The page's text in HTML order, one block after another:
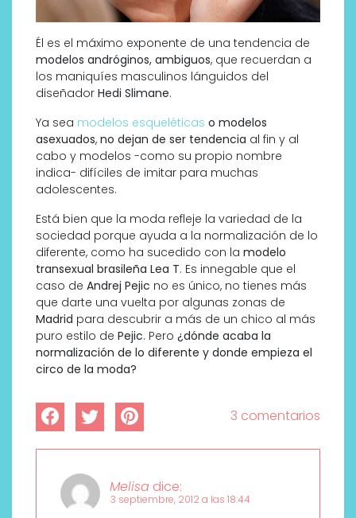
Él es el máximo exponente de una tendencia de
modelos andróginos, ambiguos, que recuerdan a
los maniquíes masculinos lánguidos del
diseñador Hedi Slimane.
Ya sea modelos esqueléticas o modelos
asexuados, no dejan de ser tendencia al fin y al
cabo y modelos -como su propio nombre
indica- difíciles de imitar para muchas
adolescentes.
Está bien que la moda refleje la variedad de la
sociedad porque ayuda a la normalización de lo
diferente, como ha sucedido con la modelo
transexual brasileña Lea T. Es innegable que el
caso de Andrej Pejic no es único, no tienes más
que darte una vuelta por algunas zonas de
Madrid para descubrir a más de un chico al más
puro estilo de Pejic. Pero ¿dónde acaba la
normalización de lo diferente y donde empieza el
circo de la moda?
3 comentarios
Melisa dice:
3 septiembre, 2012 a las 18:44